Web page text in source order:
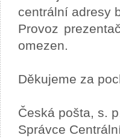
centrální adresy
Provoz
omezen.
Děkujeme za
Česká pošta, s.
Správce